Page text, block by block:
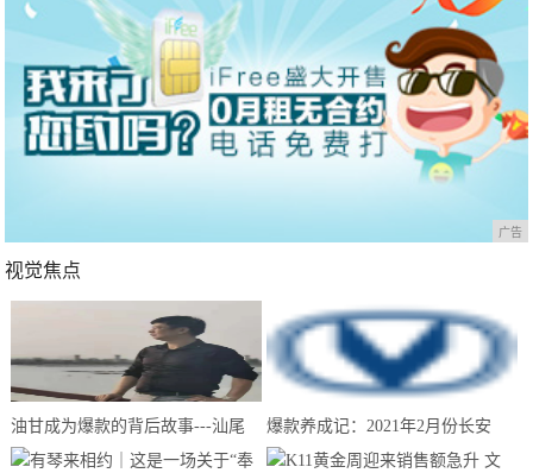
广告
视觉焦点
油甘成为爆款的背后故事---汕尾
南果农业带你来揭晓
爆款养成记：2021年2月份长安
CS75夺得中国SUV销量冠军